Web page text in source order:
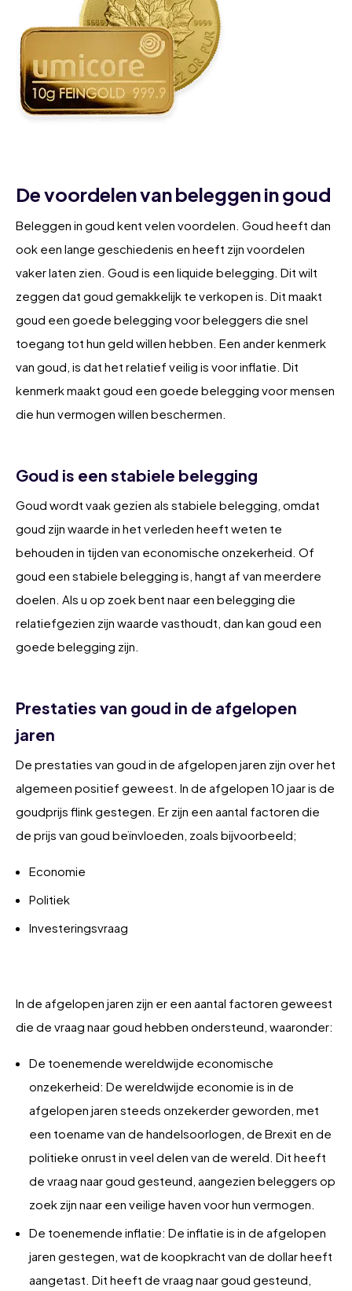
De voordelen van beleggen in goud
Beleggen in goud kent velen voordelen. Goud heeft dan
ook een lange geschiedenis en heeft zijn voordelen
vaker laten zien. Goud is een liquide belegging. Dit wilt
zeggen dat goud gemakkelijk te verkopen is. Dit maakt
goud een goede belegging voor beleggers die snel
toegang tot hun geld willen hebben. Een ander kenmerk
van goud, is dat het relatief veilig is voor inflatie. Dit
kenmerk maakt goud een goede belegging voor mensen
die hun vermogen willen beschermen.
Goud is een stabiele belegging
Goud wordt vaak gezien als stabiele belegging, omdat
goud zijn waarde in het verleden heeft weten te
behouden in tijden van economische onzekerheid. Of
goud een stabiele belegging is, hangt af van meerdere
doelen. Als u op zoek bent naar een belegging die
relatiefgezien zijn waarde vasthoudt, dan kan goud een
goede belegging zijn.
Prestaties van goud in de afgelopen
jaren
De prestaties van goud in de afgelopen jaren zijn over het
algemeen positief geweest. In de afgelopen 10 jaar is de
goudprijs flink gestegen. Er zijn een aantal factoren die
de prijs van goud beïnvloeden, zoals bijvoorbeeld;
Economie
Politiek
Investeringsvraag
In de afgelopen jaren zijn er een aantal factoren geweest
die de vraag naar goud hebben ondersteund, waaronder:
De toenemende wereldwijde economische
onzekerheid: De wereldwijde economie is in de
afgelopen jaren steeds onzekerder geworden, met
een toename van de handelsoorlogen, de Brexit en de
politieke onrust in veel delen van de wereld. Dit heeft
de vraag naar goud gesteund, aangezien beleggers op
zoek zijn naar een veilige haven voor hun vermogen.
De toenemende inflatie: De inflatie is in de afgelopen
jaren gestegen, wat de koopkracht van de dollar heeft
aangetast. Dit heeft de vraag naar goud gesteund,